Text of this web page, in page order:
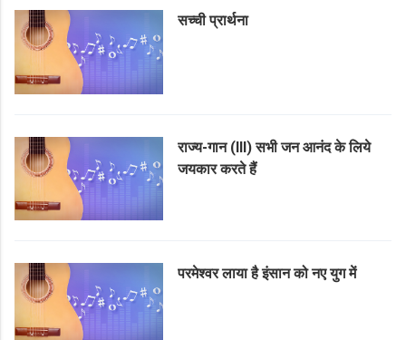
सच्ची प्रार्थना
राज्य-गान (III) सभी जन आनंद के लिये
जयकार करते हैं
परमेश्वर लाया है इंसान को नए युग में